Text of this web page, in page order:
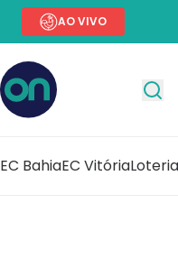
AO VIVO
EC BahiaEC Vitória